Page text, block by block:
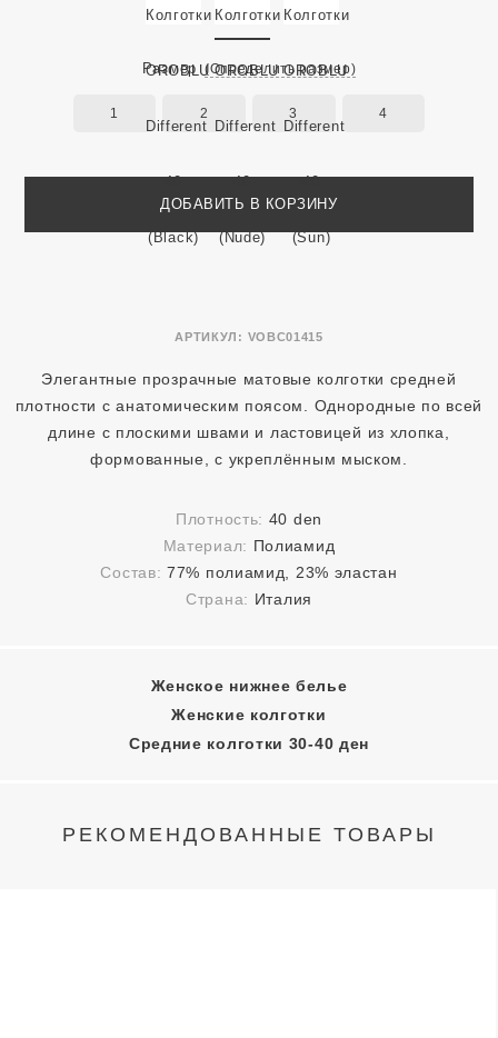
АРТИКУЛ: VOBC01415
Размер (Определить размер)
1 2 3 4
ДОБАВИТЬ В КОРЗИНУ
Элегантные прозрачные матовые колготки средней
плотности с анатомическим поясом. Однородные по всей
длине с плоскими швами и ластовицей из хлопка,
формованные, с укреплённым мыском.
Плотность: 40 den
Материал: Полиамид
Состав:77% полиамид, 23% эластан
Страна: Италия
Женское нижнее белье
Женские колготки
Средние колготки 30-40 ден
РЕКОМЕНДОВАННЫЕ ТОВАРЫ